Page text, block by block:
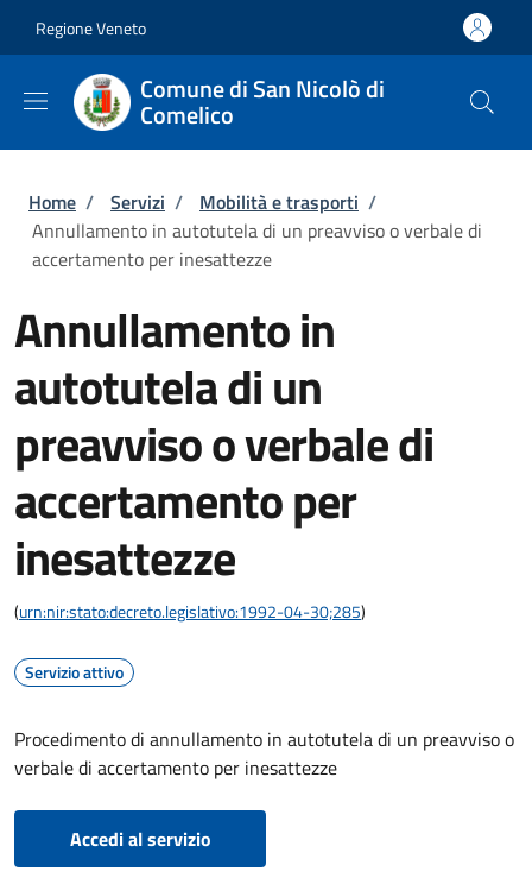
Regione Veneto
Comune di San Nicolò di
Comelico
Briciole di pane
Home / Servizi / Mobilità e trasporti /
Annullamento in autotutela di un preavviso o verbale di
accertamento per inesattezze
Annullamento in
autotutela di un
preavviso o verbale di
accertamento per
inesattezze
(urn:nir:stato:decreto.legislativo:1992-04-30;285)
Servizio attivo
Procedimento di annullamento in autotutela di un preavviso o
verbale di accertamento per inesattezze
Accedi al servizio